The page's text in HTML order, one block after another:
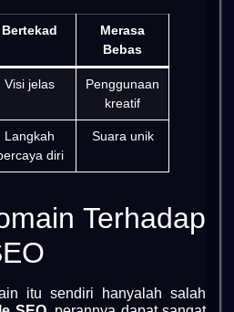
Bertekad
Merasa
Bebas
Visi jelas
Penggunaan
kreatif
Langkah
diri
Suara unik
Terhadap
itu sendiri hanyalah salah